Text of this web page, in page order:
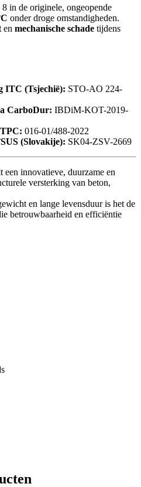
in de originele, ongeopende
onder droge omstandigheden.
en mechanische schade tijdens
ITC (Tsjechië): STO-AO 224-
CarboDur: IBDiM-KOT-2019-
016-01/488-2022
(Slovakije): SK04-ZSV-2669
een innovatieve, duurzame en
versterking van beton,
en lange levensduur is het de
betrouwbaarheid en efficiëntie